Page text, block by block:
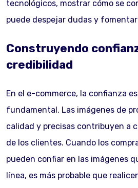
tecnológicos, mostrar cómo se
puede despejar dudas y
Construyendo
credibilidad
En el e-commerce, la confianza
fundamental. Las imágenes de
calidad y precisas contribuyen a
de los clientes. Cuando los
pueden confiar en las imágenes
línea, es más probable que